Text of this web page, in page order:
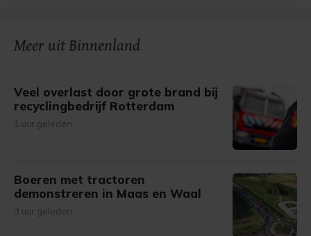
gemaakte keuze altijd wijzigen of intrekken.
Meer uit Binnenland
Veel overlast door grote brand bij
recyclingbedrijf Rotterdam
1 uur geleden
Boeren met tractoren
demonstreren in Maas en Waal
3 uur geleden